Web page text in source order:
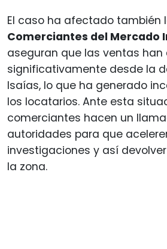
El caso ha afectado también
Comerciantes del Mercado
aseguran que las ventas han
significativamente desde la
Isaías, lo que ha generado
los locatarios. Ante esta
comerciantes hacen un
autoridades para que
investigaciones y así
la zona.